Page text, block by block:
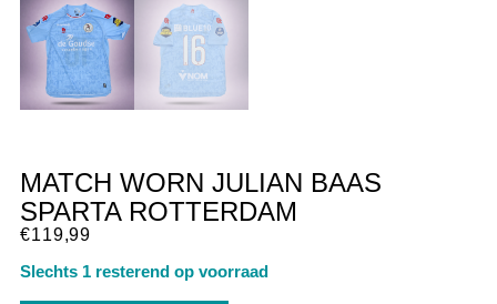
MATCH WORN JULIAN BAAS
SPARTA ROTTERDAM
€119,99
Slechts 1 resterend op voorraad